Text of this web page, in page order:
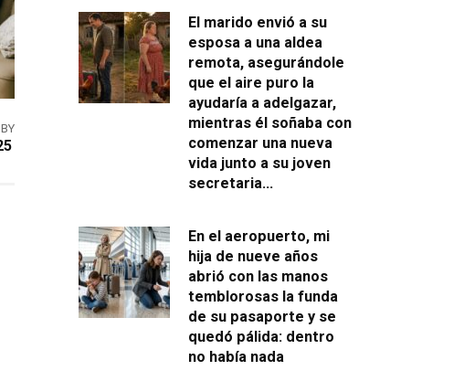
El marido envió a su
esposa a una aldea
remota, asegurándole
que el aire puro la
ayudaría a adelgazar,
mientras él soñaba con
comenzar una nueva
vida junto a su joven
secretaria…
En el aeropuerto, mi
hija de nueve años
abrió con las manos
temblorosas la funda
de su pasaporte y se
quedó pálida: dentro
no había nada